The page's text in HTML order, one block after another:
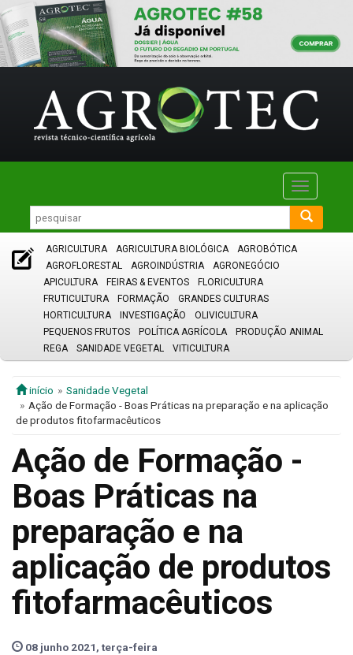
Toggle
AGRICULTURA AGRICULTURA BIOLÓGICA
AGROBÓTICA
AGROFLORESTAL
AGROINDÚSTRIA
AGRONEGÓCIO
APICULTURA
FEIRAS & EVENTOS
FLORICULTURA
FRUTICULTURA
FORMAÇÃO
GRANDES CULTURAS
HORTICULTURA
INVESTIGAÇÃO
OLIVICULTURA
PEQUENOS FRUTOS
POLÍTICA AGRÍCOLA
PRODUÇÃO ANIMAL
REGA
SANIDADE VEGETAL VITICULTURA
início
Sanidade Vegetal
Ação de Formação - Boas Práticas na preparação e na aplicação
de produtos fitofarmacêuticos
Ação de Formação -
Boas Práticas na
preparação e na
aplicação de produtos
fitofarmacêuticos
08 junho 2021, terça-feira